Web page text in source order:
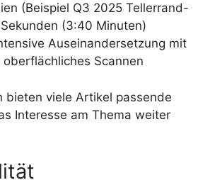
(Beispiel Q3 2025 Tellerrand-
(3:40 Minuten)
Auseinandersetzung mit
oberflächliches Scannen
bieten viele Artikel passende
Interesse am Thema weiter